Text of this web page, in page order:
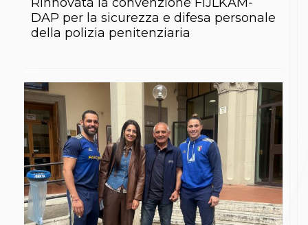
DAP per la sicurezza e difesa personale
della polizia penitenziaria